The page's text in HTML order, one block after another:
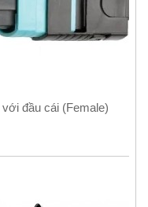
đầu cái (Female)